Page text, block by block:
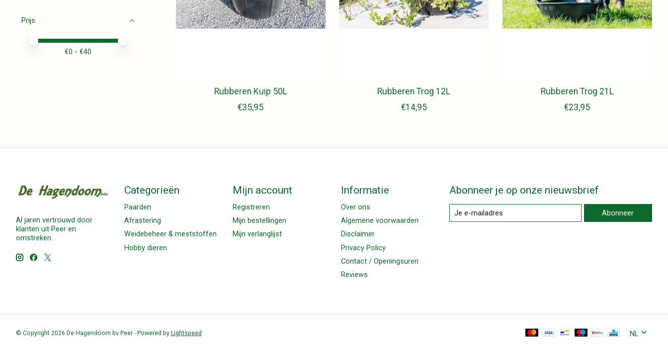
Prijs
Minimale prijswaarde
Price maximum value
€0 - €40
Rubberen Kuip 50L
€35,95
Rubberen Trog 12L
€14,95
Rubberen Trog 21L
€23,95
Al jaren vertrouwd door
klanten uit Peer en
omstreken.
Categorieën
Paarden
Afrastering
Weidebeheer & meststoffen
Hobby dieren
Mijn account
Registreren
Mijn bestellingen
Mijn verlanglijst
Informatie
Over ons
Algemene voorwaarden
Disclaimer
Privacy Policy
Contact / Openingsuren
Reviews
Abonneer je op onze nieuwsbrief
Abonneer
© Copyright 2026 De Hagendoorn bv Peer - Powered by Lightspeed NL